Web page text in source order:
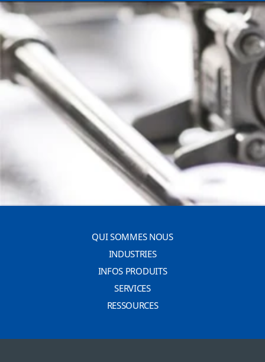
QUI SOMMES NOUS
INDUSTRIES
INFOS PRODUITS
SERVICES
RESSOURCES